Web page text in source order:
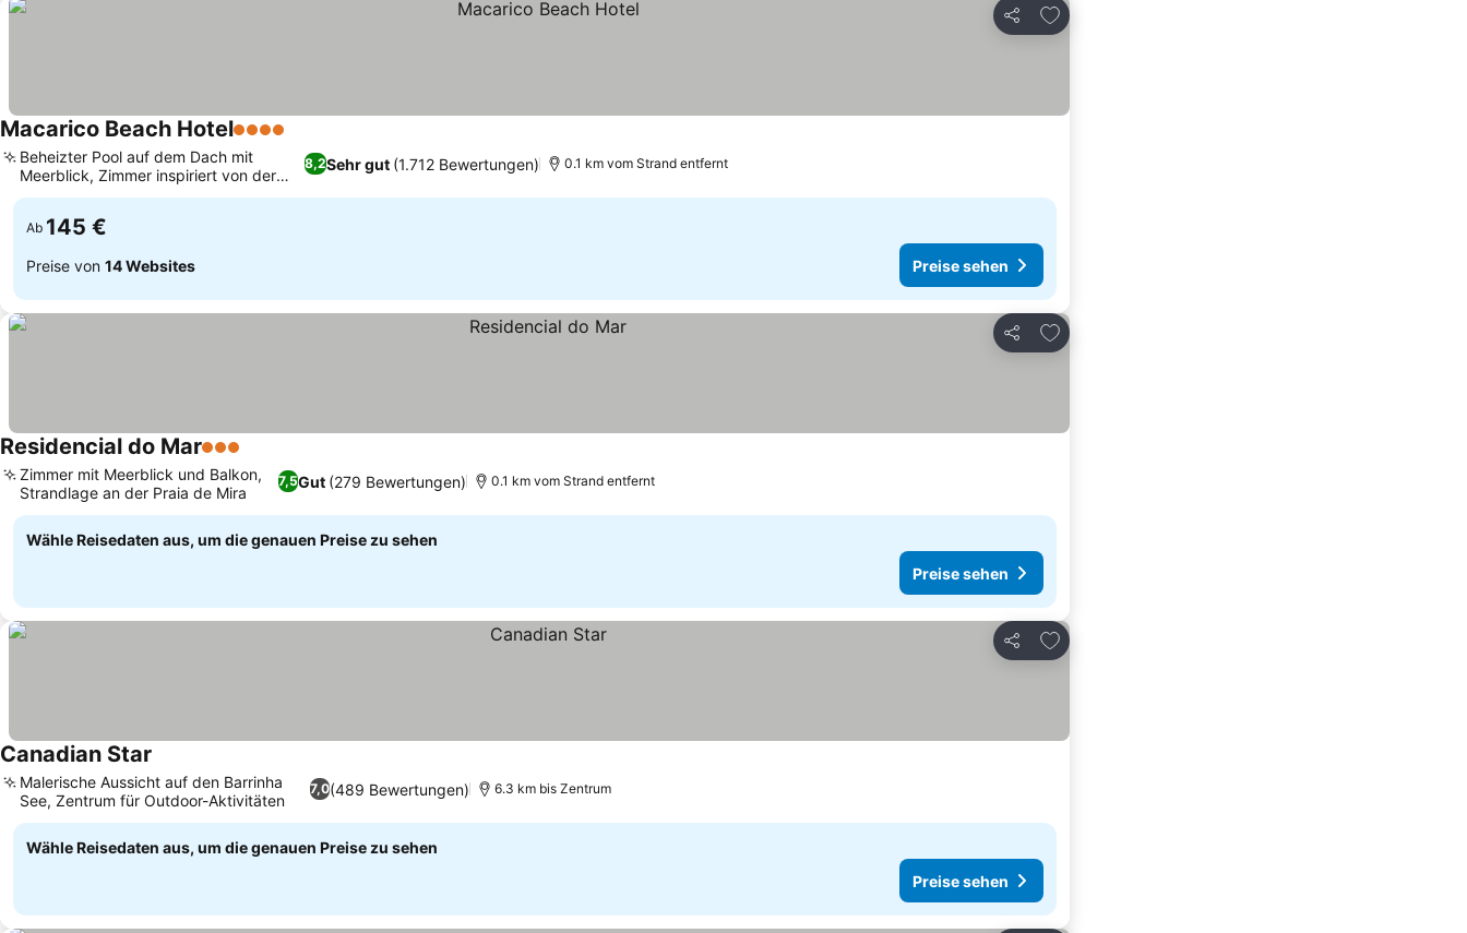
Teilen
Zu Favoriten hinzufügen
Macarico Beach Hotel4 Sterne
8,2Sehr gut (1.712 Bewertungen)
Beheizter Pool auf dem Dach mit
Meerblick, Zimmer inspiriert von der
lokalen Kultur
0.1 km vom Strand entfernt
Ab 145 €
Preise von 14 Websites Preise sehen
Teilen
Zu Favoriten hinzufügen
Residencial do Mar3 Sterne
7,5Gut (279 Bewertungen)
Zimmer mit Meerblick und Balkon,
Strandlage an der Praia de Mira
0.1 km vom Strand entfernt
Wähle Reisedaten aus, um die genauen Preise zu sehen
Preise sehen
Teilen
Zu Favoriten hinzufügen
Canadian Star
7,0(489 Bewertungen)
Malerische Aussicht auf den Barrinha
See, Zentrum für Outdoor-Aktivitäten
6.3 km bis Zentrum
Wähle Reisedaten aus, um die genauen Preise zu sehen
Preise sehen